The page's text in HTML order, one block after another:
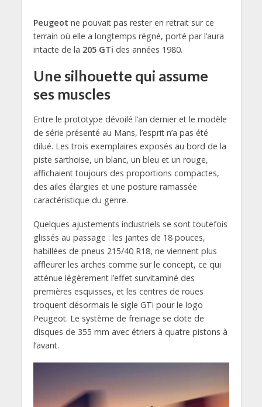
Peugeot ne pouvait pas rester en retrait sur ce
terrain où elle a longtemps régné, porté par l’aura
intacte de la 205 GTi des années 1980.
Une silhouette qui assume
ses muscles
Entre le prototype dévoilé l’an dernier et le modèle
de série présenté au Mans, l’esprit n’a pas été
dilué. Les trois exemplaires exposés au bord de la
piste sarthoise, un blanc, un bleu et un rouge,
affichaient toujours des proportions compactes,
des ailes élargies et une posture ramassée
caractéristique du genre.
Quelques ajustements industriels se sont toutefois
glissés au passage : les jantes de 18 pouces,
habillées de pneus 215/40 R18, ne viennent plus
affleurer les arches comme sur le concept, ce qui
atténue légèrement l’effet survitaminé des
premières esquisses, et les centres de roues
troquent désormais le sigle GTi pour le logo
Peugeot. Le système de freinage se dote de
disques de 355 mm avec étriers à quatre pistons à
l’avant.